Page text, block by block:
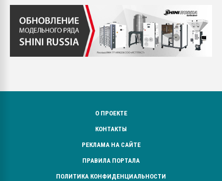
О ПРОЕКТЕ
КОНТАКТЫ
РЕКЛАМА НА САЙТЕ
ПРАВИЛА ПОРТАЛА
ПОЛИТИКА КОНФИДЕНЦИАЛЬНОСТИ